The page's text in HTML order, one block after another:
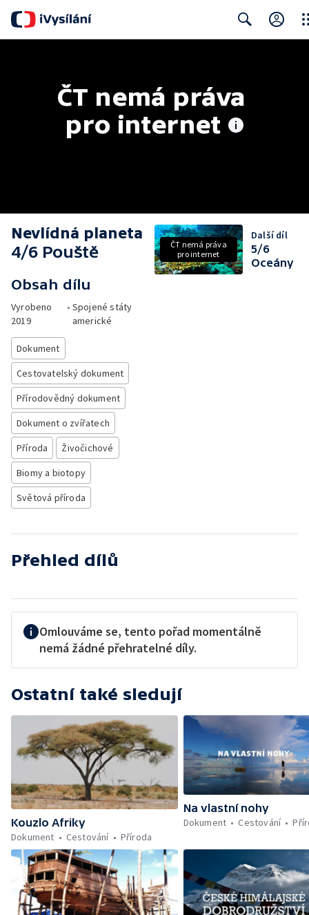
ČT nemá práva
pro internet
Nevlídná planeta
4/6 Pouště
Obsah dílu
Vyrobeno
2019
• Spojené státy
americké
Dokument
Cestovatelský dokument
Přírodovědný dokument
Dokument o zvířatech
Příroda
Živočichové
Biomy a biotopy
Světová příroda
ČT nemá práva
pro internet
Další díl
5/6
Oceány
Přehled dílů
Omlouváme se, tento pořad momentálně
nemá žádné přehratelné díly.
Ostatní také sledují
Kouzlo Afriky
Dokument
Cestování Příroda
Na vlastní nohy
Dokument
Cestování